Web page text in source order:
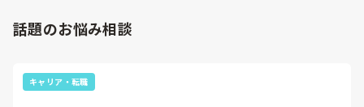
話題のお悩み相談
キャリア・転職